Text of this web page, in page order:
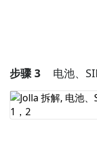
添加评论
步骤 3 电池、